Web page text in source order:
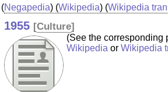
(Negapedia) (Wikipedia) (Wikipedia
1955 [Culture]
(See the corresponding
Wikipedia or Wikipedia